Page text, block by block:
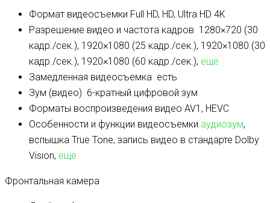
Формат видеосъемки Full HD, HD, Ultra HD 4K
Разрешение видео и частота кадров 1280×720 (30
кадр./сек.), 1920×1080 (25 кадр./сек.), 1920×1080 (30
кадр./сек.), 1920×1080 (60 кадр./сек.), ещё
Замедленная видеосъемка есть
Зум (видео) 6-кратный цифровой зум
Форматы воспроизведения видео AV1, HEVC
Особенности и функции видеосъемки аудиозум,
вспышка True Tone, запись видео в стандарте Dolby
Vision, ещё
Фронтальная камера